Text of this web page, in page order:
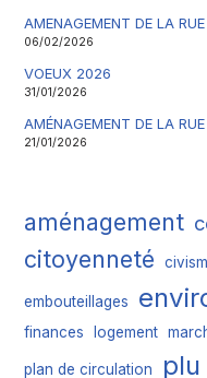
AMENAGEMENT DE LA
06/02/2026
VOEUX 2026
31/01/2026
AMÉNAGEMENT DE LA
21/01/2026
aménagement
citoyenneté
embouteillages
finances
logement
plan de circulation plu